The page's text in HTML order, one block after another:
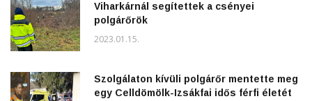
Viharkárnál segítettek a csényei
polgárőrök
2023.01.15.
Szolgálaton kívüli polgárőr mentette meg
egy Celldömölk-Izsákfai idős férfi életét